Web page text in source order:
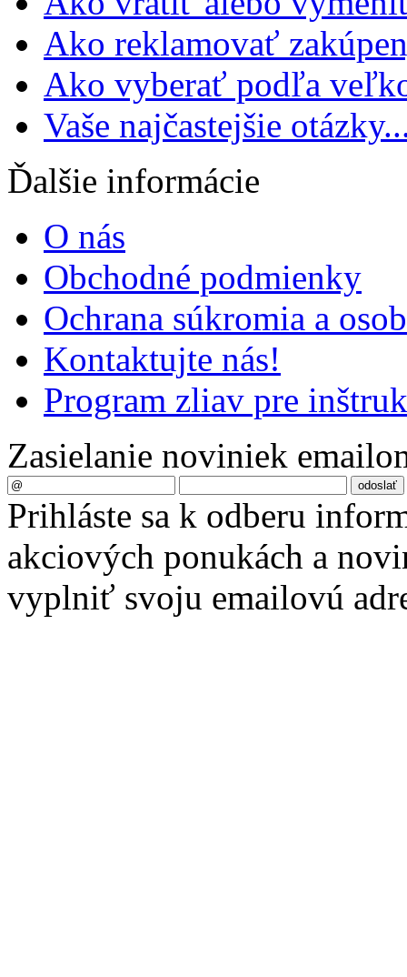
Ako reklamovať
Ako vyberať podľa
Vaše najčastejšie
Ďalšie informácie
O nás
Obchodné podmienky
Ochrana súkromia a
Kontaktujte nás!
Program zliav pre
Zasielanie noviniek
Prihláste sa k odberu
akciových ponukách a
vyplniť svoju emailovú